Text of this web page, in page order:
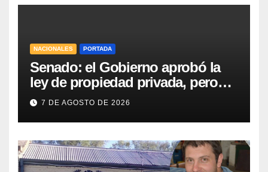
NACIONALES PORTADA
Senado: el Gobierno aprobó la
ley de propiedad privada, pero
tuvo que quitar otro capítulo
7 DE AGOSTO DE 2026